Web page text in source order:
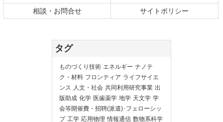
相談・お問合せ
サイトポリシー
タグ
ものづくり技術 エネルギー ナノテ
ク・材料 フロンティア ライフサイエ
ンス
人文・社会 共同利用研究事業 出
版助成 化学 医歯薬学 地学 天文学 学
会等開催費・招聘(派遣)･フェローシッ
プ 工学 応用物理 情報通信 数物系科学